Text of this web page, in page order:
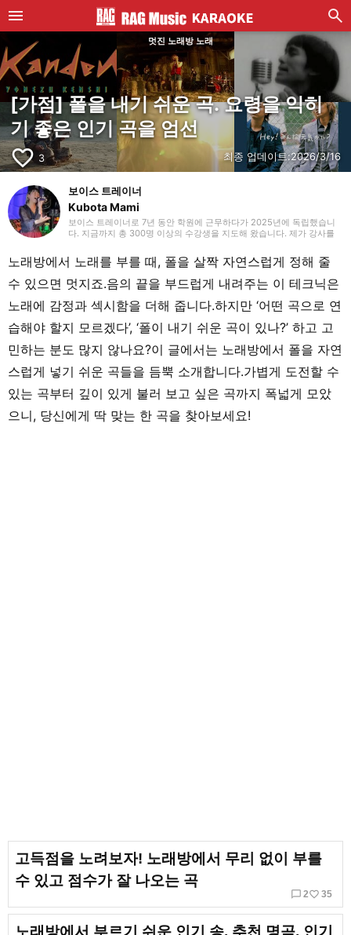
멋진 노래방 노래
[가점] 폴을 내기 쉬운 곡. 요령을 익히
기 좋은 인기 곡을 엄선
favorite_border 3 최종 업데이트:2026/3/16
보이스 트레이너
Kubota Mami
보이스 트레이너로 7년 동안 학원에 근무하다가 2025년에 독립했습니
다. 지금까지 총 300명 이상의 수강생을 지도해 왔습니다. 제가 강사를
컬 인스트럭터’라는 구인을 보고 ‘이게 뭐지!’ 싶어서 그냥 덜컥 지원했죠.
이렇게 해서 지식 0인 상태로 강사가 되었기에 누구보다도 열심히 연수
를 받고, 스스로도 많이 공부했습니다. 제가 배운 것을 실제로 수강생분
들께 가르쳐 보니 반응이 정말 좋아서 그때 큰 보람을 느껴요! 저는 강사
로서 지도하는 과정에서, 수강생과 함께 성장하고 있다고 느끼는 그 순간
을 정말 사랑합니다. 음악 활동으로는 고등학교 때부터 지금까지 관현악/
취주악단에서 베이스를 연주하고 있어요. 베이스 보컬로 밴드를 하기도
하고, 보컬만으로 섭외를 받아 라이브 활동도 하고 있습니다! 보컬 트레
이닝을 계속해 나가면서, 소리를 내며 언제까지나 건강하고 아름답게 지
내고 싶습니다!
노래방에서 노래를 부를 때, 폴을 살짝 자연스럽게 정해 줄
수 있으면 멋지죠.음의 끝을 부드럽게 내려주는 이 테크닉은
노래에 감정과 섹시함을 더해 줍니다.하지만 ‘어떤 곡으로 연
습해야 할지 모르겠다’, ‘폴이 내기 쉬운 곡이 있나?’ 하고 고
민하는 분도 많지 않나요?이 글에서는 노래방에서 폴을 자연
스럽게 넣기 쉬운 곡들을 듬뿍 소개합니다.가볍게 도전할 수
있는 곡부터 깊이 있게 불러 보고 싶은 곡까지 폭넓게 모았
으니, 당신에게 딱 맞는 한 곡을 찾아보세요!
고득점을 노려보자! 노래방에서 무리 없이 부를
수 있고 점수가 잘 나오는 곡
chat_bubble_outline 2favorite_border 35
노래방에서 부르기 쉬운 인기 송. 추천 명곡, 인기